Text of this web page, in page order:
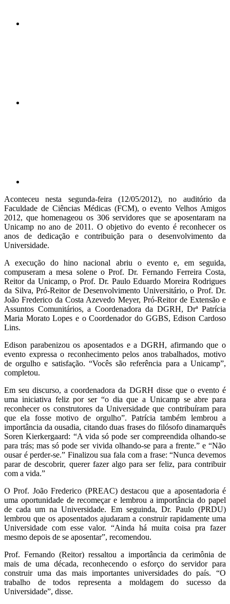
Aconteceu nesta segunda-feira (12/05/2012), no auditório da
Faculdade de Ciências Médicas (FCM), o evento Velhos Amigos
2012, que homenageou os 306 servidores que se aposentaram na
Unicamp no ano de 2011. O objetivo do evento é reconhecer os
anos de dedicação e contribuição para o desenvolvimento da
Universidade.
A execução do hino nacional abriu o evento e, em seguida,
compuseram a mesa solene o Prof. Dr. Fernando Ferreira Costa,
Reitor da Unicamp, o Prof. Dr. Paulo Eduardo Moreira Rodrigues
da Silva, Pró-Reitor de Desenvolvimento Universitário, o Prof. Dr.
João Frederico da Costa Azevedo Meyer, Pró-Reitor de Extensão e
Assuntos Comunitários, a Coordenadora da DGRH, Drª Patrícia
Maria Morato Lopes e o Coordenador do GGBS, Edison Cardoso
Lins.
Edison parabenizou os aposentados e a DGRH, afirmando que o
evento expressa o reconhecimento pelos anos trabalhados, motivo
de orgulho e satisfação. “Vocês são referência para a Unicamp”,
completou.
Em seu discurso, a coordenadora da DGRH disse que o evento é
uma iniciativa feliz por ser “o dia que a Unicamp se abre para
reconhecer os construtores da Universidade que contribuíram para
que ela fosse motivo de orgulho”. Patrícia também lembrou a
importância da ousadia, citando duas frases do filósofo dinamarquês
Soren Kierkergaard: “A vida só pode ser compreendida olhando-se
para trás; mas só pode ser vivida olhando-se para a frente.” e “Não
ousar é perder-se.” Finalizou sua fala com a frase: “Nunca devemos
parar de descobrir, querer fazer algo para ser feliz, para contribuir
com a vida.”
O Prof. João Frederico (PREAC) destacou que a aposentadoria é
uma oportunidade de recomeçar e lembrou a importância do papel
de cada um na Universidade. Em seguinda, Dr. Paulo (PRDU)
lembrou que os aposentados ajudaram a construir rapidamente uma
Universidade com esse valor. “Ainda há muita coisa pra fazer
mesmo depois de se aposentar”, recomendou.
Prof. Fernando (Reitor) ressaltou a importância da cerimônia de
mais de uma década, reconhecendo o esforço do servidor para
construir uma das mais importantes universidades do país. “O
trabalho de todos representa a moldagem do sucesso da
Universidade”, disse.